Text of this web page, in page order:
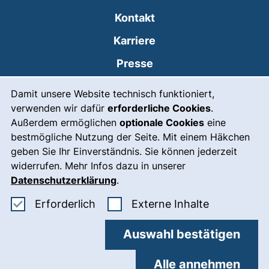
Damit unsere Website technisch funktioniert,
verwenden wir dafür erforderliche Cookies.
Außerdem ermöglichen optionale Cookies eine
bestmögliche Nutzung der Seite. Mit einem Häkchen
geben Sie Ihr Einverständnis. Sie können jederzeit
widerrufen. Mehr Infos dazu in unserer
Datenschutzerklärung.
Erforderlich Erforderliche Cookies akzeptieren
Externe Inhalte: Externe
Auswahl bestätigen
Alle annehmen
Kontakt
Karriere
Presse
Leichte Sprache
Gebärdensprache
Notfall(externer Link, öffnet
Impressum
Barrierefreiheit
Datenschutz